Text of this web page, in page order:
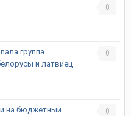
0
0
группа
и латвиец
0
на бюджетный